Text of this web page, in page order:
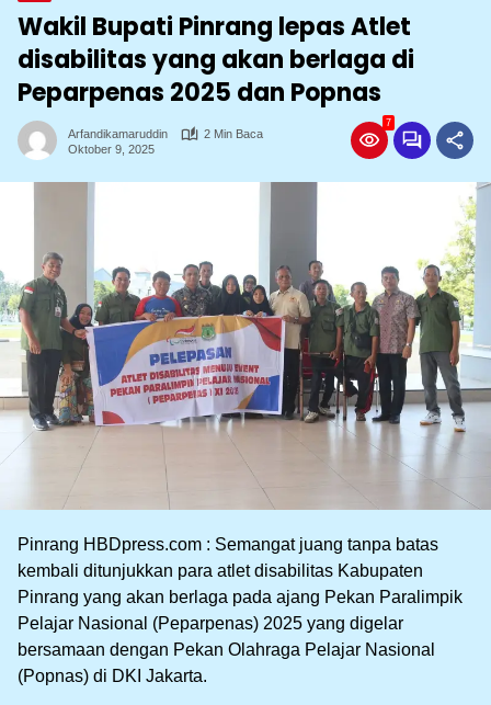
Wakil Bupati Pinrang lepas Atlet
disabilitas yang akan berlaga di
Peparpenas 2025 dan Popnas
Arfandikamaruddin
2 Min Baca
Oktober 9, 2025
7
Pinrang HBDpress.com : Semangat juang tanpa batas
kembali ditunjukkan para atlet disabilitas Kabupaten
Pinrang yang akan berlaga pada ajang Pekan Paralimpik
Pelajar Nasional (Peparpenas) 2025 yang digelar
bersamaan dengan Pekan Olahraga Pelajar Nasional
(Popnas) di DKI Jakarta.